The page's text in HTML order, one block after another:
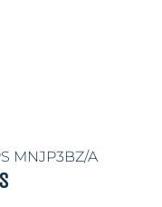
MNJP3BZ/A